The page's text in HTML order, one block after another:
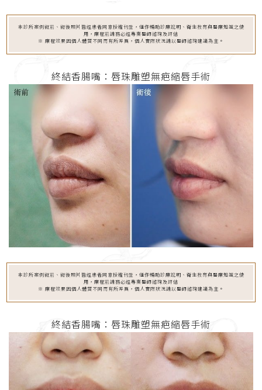
本診所案例術前、術後照片皆經患者同意授權刊登，僅作輔助診療說明、衛生教育與醫療知識之使
用，療程前請務必經專業醫師諮詢及評估
※ 療程效果因個人體質不同而有所差異，個人實際狀況請以醫師諮詢建議為主。
終結香腸嘴：唇珠雕塑無疤縮唇手術
本診所案例術前、術後照片皆經患者同意授權刊登，僅作輔助診療說明、衛生教育與醫療知識之使
用，療程前請務必經專業醫師諮詢及評估
※ 療程效果因個人體質不同而有所差異，個人實際狀況請以醫師諮詢建議為主。
終結香腸嘴：唇珠雕塑無疤縮唇手術